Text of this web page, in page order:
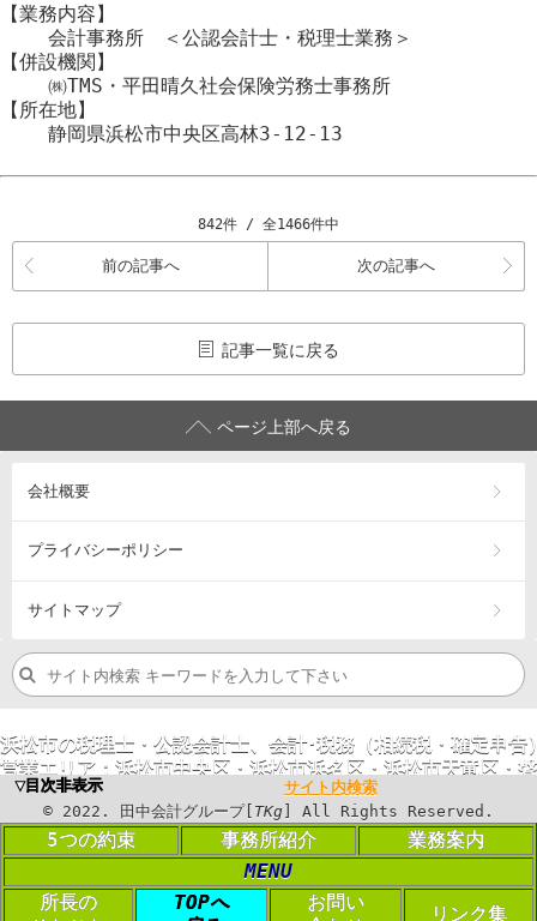
▼目次非表示
サイト内検索
© 2022 . 田中会計グループ[ TKg ] All Rights Reserved.
5つの約束 事務所紹介
業務案内
MENU
所長の
TOPへ
お問い
リンク集
【業務内容】
会計事務所 ＜公認会計士・税理士業務＞
【併設機関】
㈱TMS・平田晴久社会保険労務士事務所
【所在地】
静岡県浜松市中央区高林3-12-13
842件 / 全1466件中
前の記事へ 次の記事へ
記事一覧に戻る
ページ上部へ戻る
会社概要
プライバシーポリシー
サイトマップ
浜松市の税理士・公認会計士、会計･税務（相続税・確定申
営業エリア： 浜松市中央区 ・浜松市浜名区 ・浜松市天竜区 ・
©2023. 田中会計グループ[ TKg] All Rights
Reserved.
PC表示に切り替える